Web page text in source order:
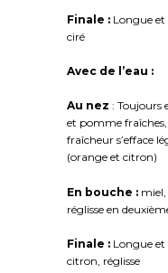
Finale : Longue et
ciré
Avec de l’eau :
Au nez : Toujours
et pomme
fraîcheur s’efface
(orange et citron)
En bouche :
réglisse en
Finale : Longue
citron, réglisse